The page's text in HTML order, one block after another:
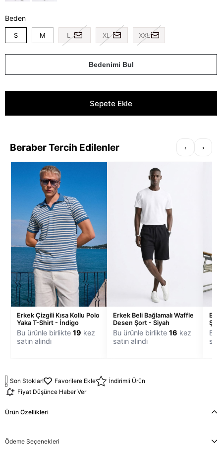
Beden
S M L XL XXL
Bedenimi Bul
Beraber Tercih Edilenler ‹ ›
Erkek Çizgili Kısa Kollu Polo
Yaka T-Shirt - İndigo
Bu ürünle birlikte 19 kez
satın alındı
Erkek Beli Bağlamalı Waffle
Desen Şort - Siyah
Bu ürünle birlikte 16 kez
satın alındı
Bu
Son Stoklar! Favorilere Ekle
İndirimli Ürün
Fiyat Düşünce Haber Ver
Ürün Özellikleri
Ödeme Seçenekleri